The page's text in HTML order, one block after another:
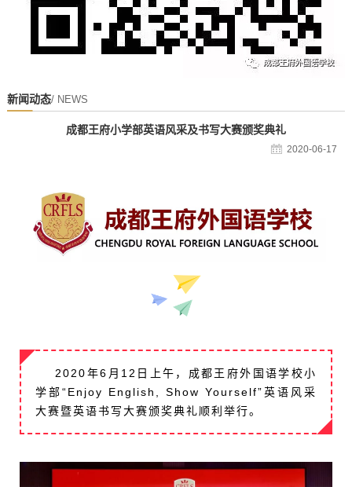
新闻动态/ NEWS
成都王府小学部英语风采及书写大赛颁奖典礼
2020-06-17
2020年6月12日上午，成都王府外国语学校小
学部“Enjoy English, Show Yourself”英语风采
大赛暨英语书写大赛颁奖典礼顺利举行。